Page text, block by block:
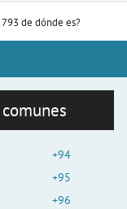
793 de dónde es?
+94
+95
+96